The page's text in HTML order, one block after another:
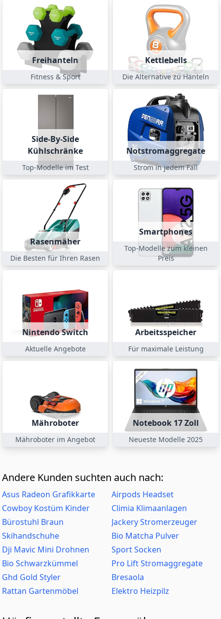
Freihanteln
Fitness & Sport
Kettlebells
Die Alternative zu Hanteln
Side-By-Side
Kühlschränke
Top-Modelle im Test
Notstromaggregate
Strom in jedem Fall
Rasenmäher
Die Besten für Ihren Rasen
Smartphones
Top-Modelle zum kleinen
Preis
Nintendo Switch
Aktuelle Angebote
Arbeitsspeicher
Für maximale Leistung
Mähroboter
Mähroboter im Angebot
Notebook 17 Zoll
Neueste Modelle 2025
Andere Kunden suchten auch nach:
Asus Radeon Grafikkarte
Airpods Headset
Cowboy Kostüm Kinder
Climia Klimaanlagen
Bürostuhl Braun
Jackery Stromerzeuger
Skihandschuhe
Bio Matcha Pulver
Dji Mavic Mini Drohnen
Sport Socken
Bio Schwarzkümmel
Pro Lift Stromaggregate
Ghd Gold Styler
Bresaola
Rattan Gartenmöbel
Elektro Heizpilz